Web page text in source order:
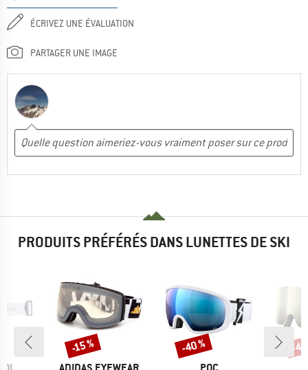
ÉCRIVEZ UNE ÉVALUATION
PARTAGER UNE IMAGE
PRODUITS PRÉFÉRÉS DANS LUNETTES DE SKI
MARQUE
Remise
-15 %
MARQUE
Remise
-40 % -